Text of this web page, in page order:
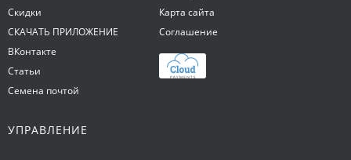
Скидки
СКАЧАТЬ ПРИЛОЖЕНИЕ
ВКонтакте
Статьи
Семена почтой
Карта сайта
Соглашение
УПРАВЛЕНИЕ